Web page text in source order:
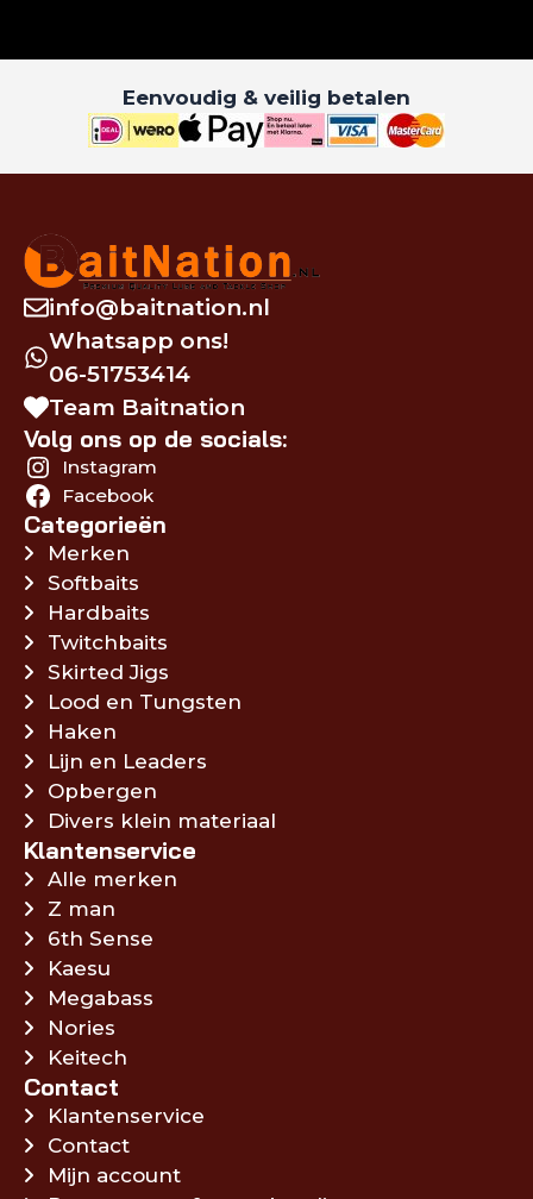
Eenvoudig & veilig betalen
info@baitnation.nl
Whatsapp ons!
06-51753414
Team Baitnation
Volg ons op de socials:
Instagram
Facebook
Categorieën
Merken
Softbaits
Hardbaits
Twitchbaits
Skirted Jigs
Lood en Tungsten
Haken
Lijn en Leaders
Opbergen
Divers klein materiaal
Klantenservice
Alle merken
Z man
6th Sense
Kaesu
Megabass
Nories
Keitech
Contact
Klantenservice
Contact
Mijn account